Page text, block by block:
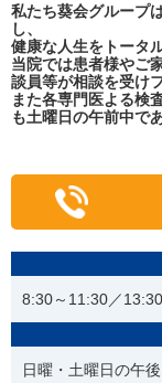
私たち葵会グループ
し、
健康な人生をトータ
当院では患者様やご
談員等が相談を受け
また各専門医よる検
も土曜日の午前中で
8:30～11:30／
日曜・土曜日の午